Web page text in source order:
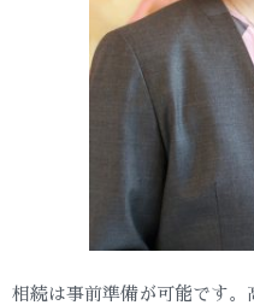
相続は事前準備が可能です